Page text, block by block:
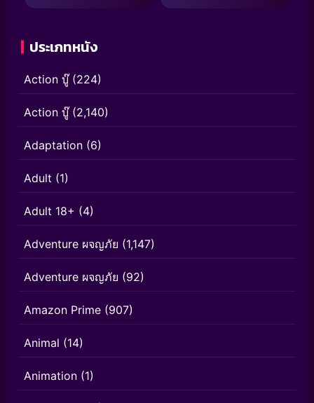
ประเภทหนัง
Action บู๊(224)
Action บู๊(2,140)
Adaptation (6)
Adult (1)
Adult 18+ (4)
Adventure ผจญภัย (1,147)
Adventure ผจญภัย (92)
Amazon Prime (907)
Animal (14)
Animation (1)